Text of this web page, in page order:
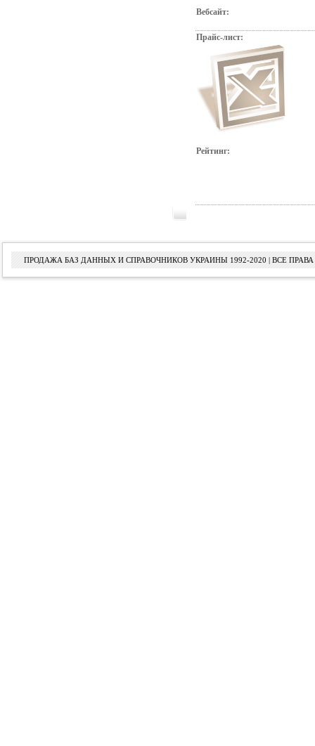
Вебсайт:
Прайс-лист:
Рейтинг:
ПРОДАЖА БАЗ ДАННЫХ И СПРАВОЧНИКОВ УКРАИНЫ 1992-2020 | ВСЕ